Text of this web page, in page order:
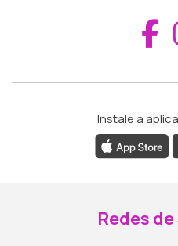
Instale a
Redes